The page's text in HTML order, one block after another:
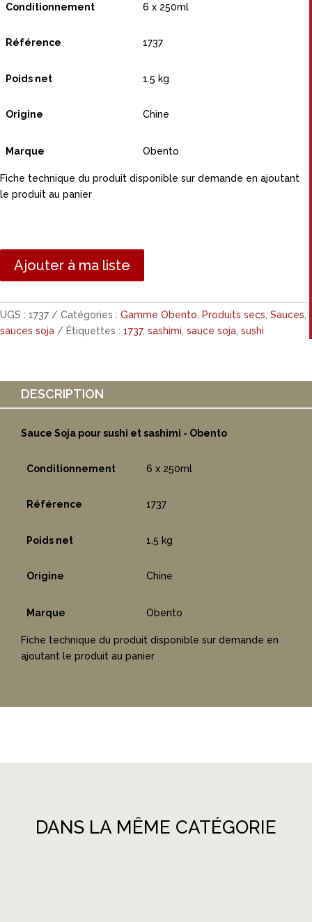
Conditionnement 6 x 250ml
Référence 1737
Poids net 1.5 kg
Origine Chine
Marque Obento
Fiche technique du produit disponible sur demande en ajoutant
le produit au panier
Ajouter à ma liste
UGS : 1737 Catégories : Gamme Obento Produits secs Sauces
sauces soja
Étiquettes : 1737, sashimi sauce soja sushi
DESCRIPTION
Sauce Soja pour sushi et sashimi - Obento
Conditionnement 6 x 250ml
Référence 1737
Poids net 1.5 kg
Origine Chine
Marque Obento
Fiche technique du produit disponible sur demande en
ajoutant le produit au panier
DANS LA MÊME CATÉGORIE